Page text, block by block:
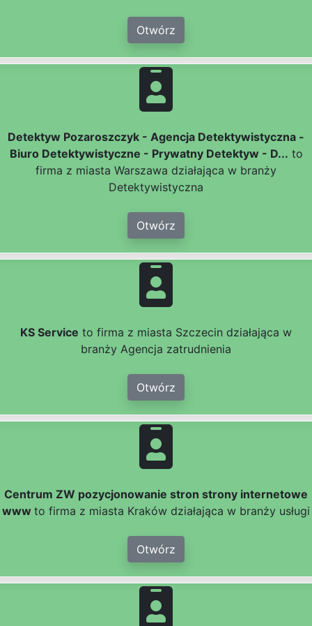
Otwórz
Detektyw Pozaroszczyk - Agencja Detektywistyczna -
Biuro Detektywistyczne - Prywatny Detektyw - D... to
firma z miasta Warszawa działająca w branży
Detektywistyczna
Otwórz
KS Service to firma z miasta Szczecin działająca w
branży Agencja zatrudnienia
Otwórz
Centrum ZW pozycjonowanie stron strony internetowe
www to firma z miasta Kraków działająca w branży usługi
Otwórz